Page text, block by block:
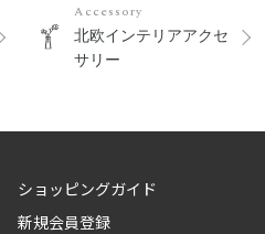
Accessory
北欧インテリアアクセ
サリー
ショッピングガイド
新規会員登録